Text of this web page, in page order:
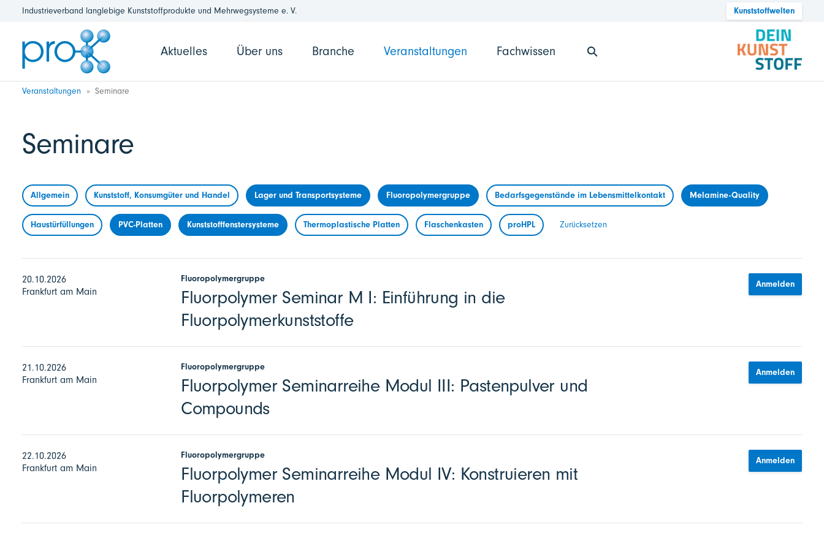
Industrieverband langlebige Kunststoffprodukte und Mehrwegsysteme e. V. Kunststoffwelten
Aktuelles Über uns Branche Veranstaltungen Fachwissen
Veranstaltungen Seminare
Seminare
Allgemein Kunststoff, Konsumgüter und Handel Lager und Transportsysteme Fluoropolymergruppe Bedarfsgegenstände im Lebensmittelkontakt Melamine-Quality
Haustürfüllungen PVC-Platten Kunststofffenstersysteme Thermoplastische Platten Flaschenkasten proHPL Zurücksetzen
20.10.2026
Frankfurt am Main
Fluoropolymergruppe
Fluorpolymer Seminar M I: Einführung in die
Fluorpolymerkunststoffe
Anmelden
21.10.2026
Frankfurt am Main
Fluoropolymergruppe
Fluorpolymer Seminarreihe Modul III: Pastenpulver und
Compounds
Anmelden
22.10.2026
Frankfurt am Main
Fluoropolymergruppe
Fluorpolymer Seminarreihe Modul IV: Konstruieren mit
Fluorpolymeren
Anmelden